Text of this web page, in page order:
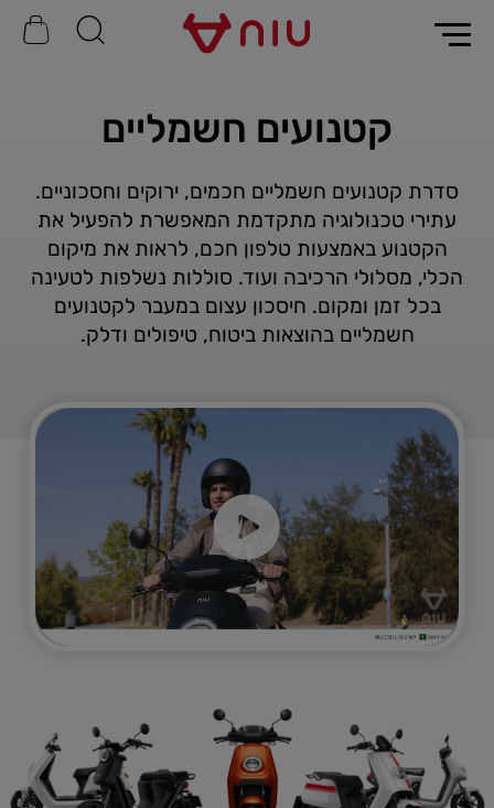
קטנועים חשמליים
סדרת קטנועים חשמליים חכמים, ירוקים וחסכוניים.
עתירי טכנולוגיה מתקדמת המאפשרת להפעיל את
הקטנוע באמצעות טלפון חכם, לראות את מיקום
הכלי, מסלולי הרכיבה ועוד. סוללות נשלפות לטעינה
בכל זמן ומקום. חיסכון עצום במעבר לקטנועים
חשמליים בהוצאות ביטוח, טיפולים ודלק.